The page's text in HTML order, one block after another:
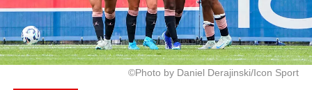
©Photo by Daniel Derajinski/Icon Sport